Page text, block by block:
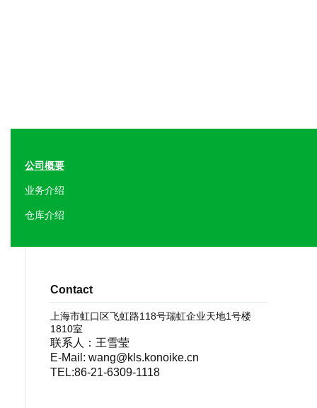
公司概要
业务介绍
仓库介绍
Contact
上海市虹口区飞虹路118号瑞虹企业天地1号楼
1810室
联系人：王雪莹
E-Mail: wang@kls.konoike.cn
TEL:86-21-6309-1118